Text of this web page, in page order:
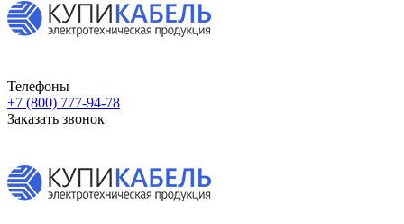
Телефоны
+7 (800) 777-94-78
Заказать звонок